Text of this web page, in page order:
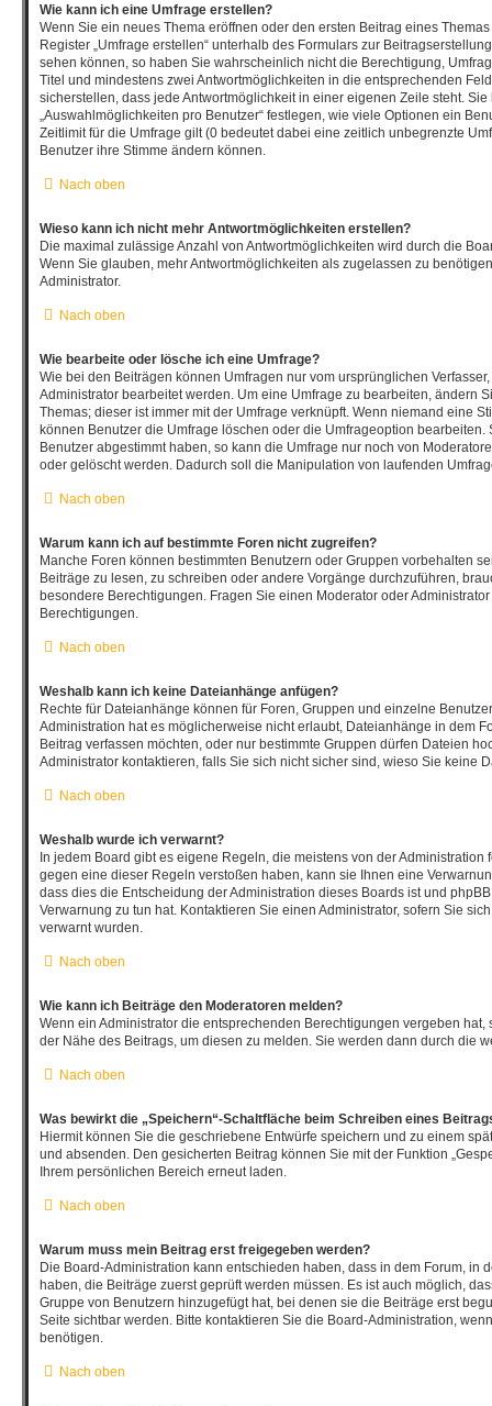
Wie kann ich eine Umfrage erstellen?
Wenn Sie ein neues Thema eröffnen oder den ersten Beitrag eines
Register „Umfrage erstellen“ unterhalb des Formulars zur
sehen können, so haben Sie wahrscheinlich nicht die Berechtigung,
Titel und mindestens zwei Antwortmöglichkeiten in die entsprechenden
sicherstellen, dass jede Antwortmöglichkeit in einer eigenen Zeile steht.
„Auswahlmöglichkeiten pro Benutzer“ festlegen, wie viele Optionen ein
Zeitlimit für die Umfrage gilt (0 bedeutet dabei eine zeitlich unbegrenzte
Benutzer ihre Stimme ändern können.
Nach oben
Wieso kann ich nicht mehr Antwortmöglichkeiten erstellen?
Die maximal zulässige Anzahl von Antwortmöglichkeiten wird durch die
Wenn Sie glauben, mehr Antwortmöglichkeiten als zugelassen zu
Administrator.
Nach oben
Wie bearbeite oder lösche ich eine Umfrage?
Wie bei den Beiträgen können Umfragen nur vom ursprünglichen
Administrator bearbeitet werden. Um eine Umfrage zu bearbeiten, ändern
Themas; dieser ist immer mit der Umfrage verknüpft. Wenn niemand eine
können Benutzer die Umfrage löschen oder die Umfrageoption
Benutzer abgestimmt haben, so kann die Umfrage nur noch von
oder gelöscht werden. Dadurch soll die Manipulation von laufenden
Nach oben
Warum kann ich auf bestimmte Foren nicht zugreifen?
Manche Foren können bestimmten Benutzern oder Gruppen vorbehalten
Beiträge zu lesen, zu schreiben oder andere Vorgänge durchzuführen,
besondere Berechtigungen. Fragen Sie einen Moderator oder
Berechtigungen.
Nach oben
Weshalb kann ich keine Dateianhänge anfügen?
Rechte für Dateianhänge können für Foren, Gruppen und einzelne
Administration hat es möglicherweise nicht erlaubt, Dateianhänge in dem
Beitrag verfassen möchten, oder nur bestimmte Gruppen dürfen Dateien
Administrator kontaktieren, falls Sie sich nicht sicher sind, wieso Sie keine
Nach oben
Weshalb wurde ich verwarnt?
In jedem Board gibt es eigene Regeln, die meistens von der Administration
gegen eine dieser Regeln verstoßen haben, kann sie Ihnen eine
dass dies die Entscheidung der Administration dieses Boards ist und
Verwarnung zu tun hat. Kontaktieren Sie einen Administrator, sofern Sie
verwarnt wurden.
Nach oben
Wie kann ich Beiträge den Moderatoren melden?
Wenn ein Administrator die entsprechenden Berechtigungen vergeben
der Nähe des Beitrags, um diesen zu melden. Sie werden dann durch die
Nach oben
Was bewirkt die „Speichern“-Schaltfläche beim Schreiben eines
Hiermit können Sie die geschriebene Entwürfe speichern und zu einem
und absenden. Den gesicherten Beitrag können Sie mit der Funktion
Ihrem persönlichen Bereich erneut laden.
Nach oben
Warum muss mein Beitrag erst freigegeben werden?
Die Board-Administration kann entschieden haben, dass in dem Forum, in
haben, die Beiträge zuerst geprüft werden müssen. Es ist auch möglich,
Gruppe von Benutzern hinzugefügt hat, bei denen sie die Beiträge erst
Seite sichtbar werden. Bitte kontaktieren Sie die Board-Administration,
benötigen.
Nach oben